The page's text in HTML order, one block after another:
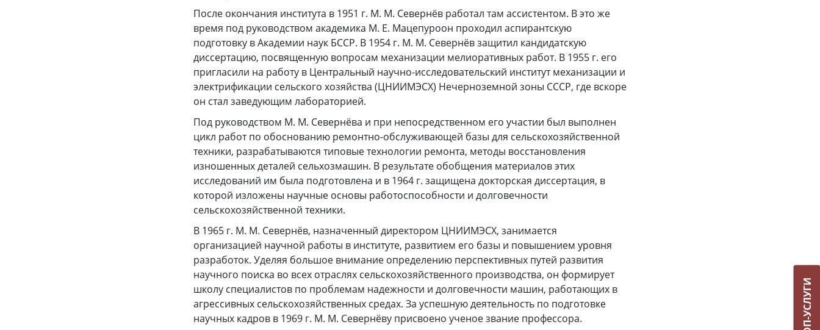
После окончания института в 1951 г. М. М. Севернёв работал там ассистентом. В это же
время под руководством академика М. Е. Мацепуроон проходил аспирантскую
подготовку в Академии наук БССР. В 1954 г. М. М. Севернёв защитил кандидатскую
диссертацию, посвященную вопросам механизации мелиоративных работ. В 1955 г. его
пригласили на работу в Центральный научно-исследовательский институт механизации и
электрификации сельского хозяйства (ЦНИИМЭСХ) Нечерноземной зоны СССР, где вскоре
он стал заведующим лабораторией.
Под руководством М. М. Севернёва и при непосредственном его участии был выполнен
цикл работ по обоснованию ремонтно-обслуживающей базы для сельскохозяйственной
техники, разрабатываются типовые технологии ремонта, методы восстановления
изношенных деталей сельхозмашин. В результате обобщения материалов этих
исследований им была подготовлена и в 1964 г. защищена докторская диссертация, в
которой изложены научные основы работоспособности и долговечности
сельскохозяйственной техники.
В 1965 г. М. М. Севернёв, назначенный директором ЦНИИМЭСХ, занимается
организацией научной работы в институте, развитием его базы и повышением уровня
разработок. Уделяя большое внимание определению перспективных путей развития
научного поиска во всех отраслях сельскохозяйственного производства, он формирует
школу специалистов по проблемам надежности и долговечности машин, работающих в
агрессивных сельскохозяйственных средах. За успешную деятельность по подготовке
научных кадров в 1969 г. М. М. Севернёву присвоено ученое звание профессора.
ТОП-УСЛУГИ